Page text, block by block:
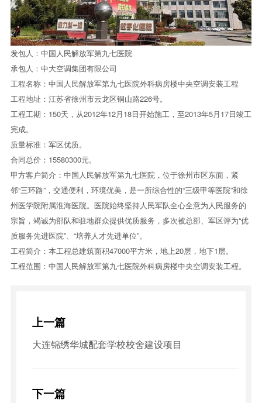
发包人：中国人民解放军第九七医院
承包人： 中大空调集团有限公司
工程名称：中国人民解放军第九七医院外科病房楼中央空调安装工程
工程地址：江苏省徐州市云龙区铜山路226号。
工程工期：150天，从2012年12月18日开始施工，至2013年5月17日竣工
完成。
质量标准：军区优质。
合同总价：15580300元。
甲方客户简介：中国人民解放军第九七医院，位于徐州市区东面，紧
邻“三环路”，交通便利，环境优美，是一所综合性的“三级甲等医院”和徐
州医学院附属淮海医院。医院始终坚持人民军队全心全意为人民服务的
宗旨，竭诚为部队和驻地群众提供优质服务，多次被总部、军区评为“优
质服务先进医院”、“培养人才先进单位”。
工程简介：本工程总建筑面积47000平方米，地上20层，地下1层。
工程范围：中国人民解放军第九七医院外科病房楼中央空调安装工程。
上一篇
大连锦绣华城配套学校校舍建设项目
下一篇